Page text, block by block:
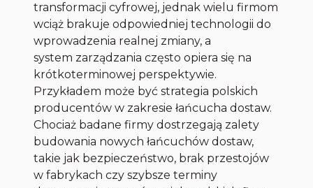
transformacji cyfrowej, jednak wielu firmom
wciąż brakuje odpowiedniej technologii do
wprowadzenia realnej zmiany, a
system zarządzania często opiera się na
krótkoterminowej perspektywie.
Przykładem może być strategia polskich
producentów w zakresie łańcucha dostaw.
Chociaż badane firmy dostrzegają zalety
budowania nowych łańcuchów dostaw,
takie jak bezpieczeństwo, brak przestojów
w fabrykach czy szybsze terminy